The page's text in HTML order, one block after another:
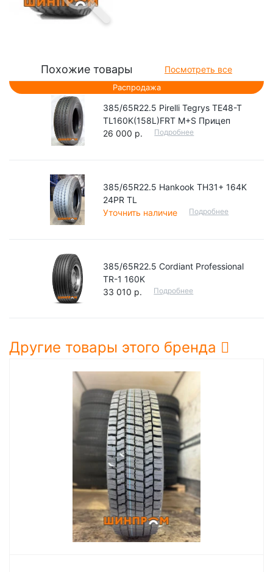
Похожие товары Посмотреть все
Распродажа
385/65R22.5 Pirelli Tegrys TE48-T
TL160K(158L)FRT M+S Прицеп
26 000 р.
Подробнее
385/65R22.5 Hankook TH31+ 164K
24PR TL
Уточнить наличие
Подробнее
385/65R22.5 Cordiant Professional
TR-1 160K
33 010 р.
Подробнее
Другие товары этого бренда